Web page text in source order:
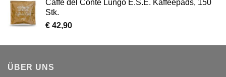
Caffè del Conte Lungo E.S.E. Kaffeepads, 150
Stk.
€ 42,90
ÜBER UNS